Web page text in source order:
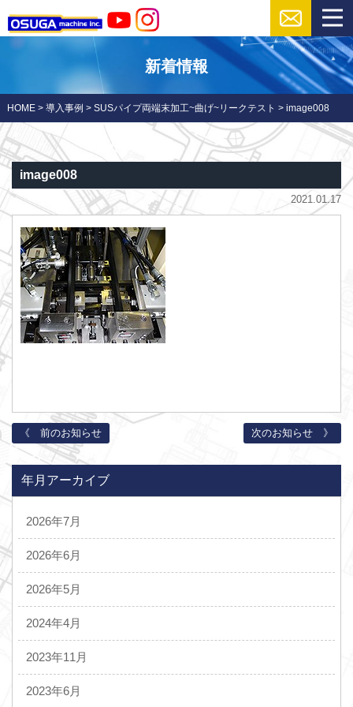
新着情報
HOME> 導入事例 > SUSパイプ両端末加工~曲げ~リークテスト > image008
image008
2021.01.17
《 前のお知らせ 次のお知らせ 》
年月アーカイブ
2026年7月
2026年6月
2026年5月
2024年4月
2023年11月
2023年6月